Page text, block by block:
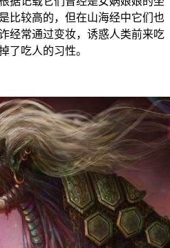
比较高的，但在山海经中它们也
经常通过变妆，诱惑人类前来吃
了吃人的习性。